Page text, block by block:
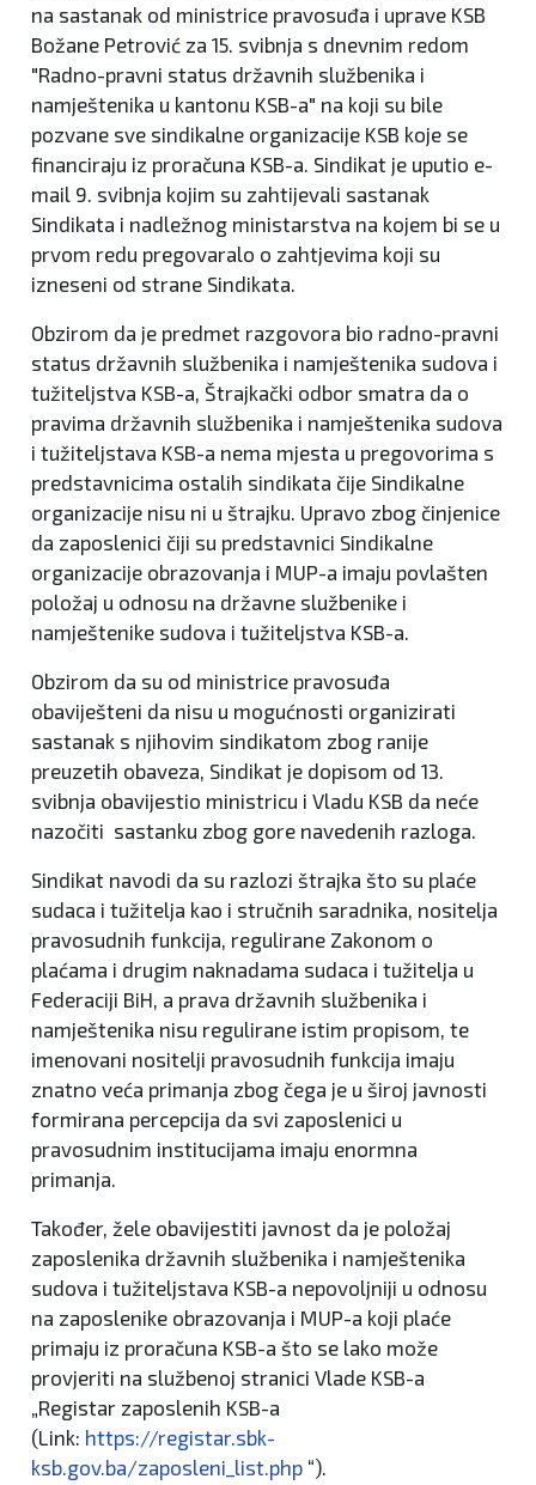
na sastanak od ministrice pravosuđa i uprave KSB
Božane Petrović za 15. svibnja s dnevnim redom
"Radno-pravni status državnih službenika i
namještenika u kantonu KSB-a" na koji su bile
pozvane sve sindikalne organizacije KSB koje se
financiraju iz proračuna KSB-a. Sindikat je uputio e-
mail 9. svibnja kojim su zahtijevali sastanak
Sindikata i nadležnog ministarstva na kojem bi se u
prvom redu pregovaralo o zahtjevima koji su
izneseni od strane Sindikata.
Obzirom da je predmet razgovora bio radno-pravni
status državnih službenika i namještenika sudova i
tužiteljstva KSB-a, Štrajkački odbor smatra da o
pravima državnih službenika i namještenika sudova
i tužiteljstava KSB-a nema mjesta u pregovorima s
predstavnicima ostalih sindikata čije Sindikalne
organizacije nisu ni u štrajku. Upravo zbog činjenice
da zaposlenici čiji su predstavnici Sindikalne
organizacije obrazovanja i MUP-a imaju povlašten
položaj u odnosu na državne službenike i
namještenike sudova i tužiteljstva KSB-a.
Obzirom da su od ministrice pravosuđa
obaviješteni da nisu u mogućnosti organizirati
sastanak s njihovim sindikatom zbog ranije
preuzetih obaveza, Sindikat je dopisom od 13.
svibnja obavijestio ministricu i Vladu KSB da neće
nazočiti sastanku zbog gore navedenih razloga.
Sindikat navodi da su razlozi štrajka što su plaće
sudaca i tužitelja kao i stručnih saradnika, nositelja
pravosudnih funkcija, regulirane Zakonom o
plaćama i drugim naknadama sudaca i tužitelja u
Federaciji BiH, a prava državnih službenika i
namještenika nisu regulirane istim propisom, te
imenovani nositelji pravosudnih funkcija imaju
znatno veća primanja zbog čega je u široj javnosti
formirana percepcija da svi zaposlenici u
pravosudnim institucijama imaju enormna
primanja.
Također, žele obavijestiti javnost da je položaj
zaposlenika državnih službenika i namještenika
sudova i tužiteljstava KSB-a nepovoljniji u odnosu
na zaposlenike obrazovanja i MUP-a koji plaće
primaju iz proračuna KSB-a što se lako može
provjeriti na službenoj stranici Vlade KSB-a
„Registar zaposlenih KSB-a
(Link: https://registar.sbk-
ksb.gov.ba/zaposleni_list.php “).